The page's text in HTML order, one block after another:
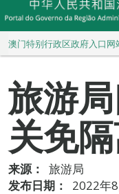
澳门特别行政区政府入口网
旅游
关免
来源：
旅游局
发布日期：
2022年